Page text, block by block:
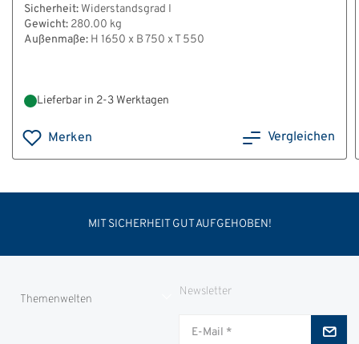
Sicherheit: Widerstandsgrad I
Gewicht: 280.00 kg
Außenmaße: H 1650 x B 750 x T 550
Lieferbar in 2-3 Werktagen
Merken Vergleichen
MIT SICHERHEIT GUT AUFGEHOBEN!
Themenwelten
Newsletter